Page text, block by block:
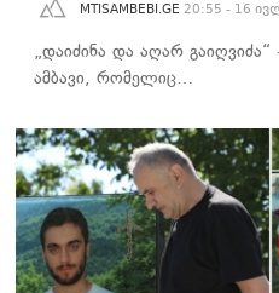
MTISAMBEBI.GE 20:55 - 16
„დაიძინა და აღარ
ამბავი, რომელიც…